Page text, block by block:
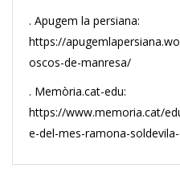
. Apugem la persiana:
https://
oscos-de-manresa/
. Memòria.cat-edu:
https://www.memoria.cat/
e-del-mes-ramona-